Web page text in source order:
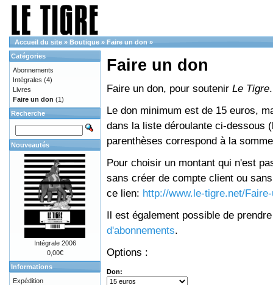
Accueil du site » Boutique » Faire un don »
Faire un don
Faire un don, pour soutenir Le Tigre.
Le don minimum est de 15 euros,
dans la liste déroulante ci-dessous
parenthèses correspond à la
Pour choisir un montant qui n'est
sans créer de compte client ou
ce lien: http://www.le-tigre.net/
Il est également possible de
d'abonnements.
Options :
Don:
Catégories
Abonnements
Intégrales (4)
Livres
Faire un don (1)
Recherche
Nouveautés
Intégrale 2006
0,00€
Informations
Expédition